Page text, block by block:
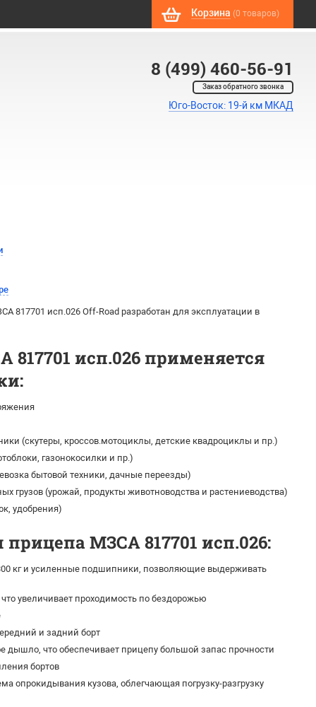
Корзина (0 товаров)
8 (499) 460-56-91
Заказ обратного звонка
Юго-Восток: 19-й км МКАД
817701 исп.026 Off-Road разработан для эксплуатации в
исп.026 применяется
(скутеры, кроссов.мотоциклы, детские квадроциклы и пр.)
газонокосилки и пр.)
бытовой техники, дачные переезды)
грузов (урожай, продукты животноводства и растениеводства)
удобрения)
прицепа МЗСА 817701 исп.026:
кг и усиленные подшипники, позволяющие выдерживать
что увеличивает проходимость по бездорожью
и задний борт
дышло, что обеспечивает прицепу большой запас прочности
бортов
опрокидывания кузова, облегчающая погрузку-разгрузку